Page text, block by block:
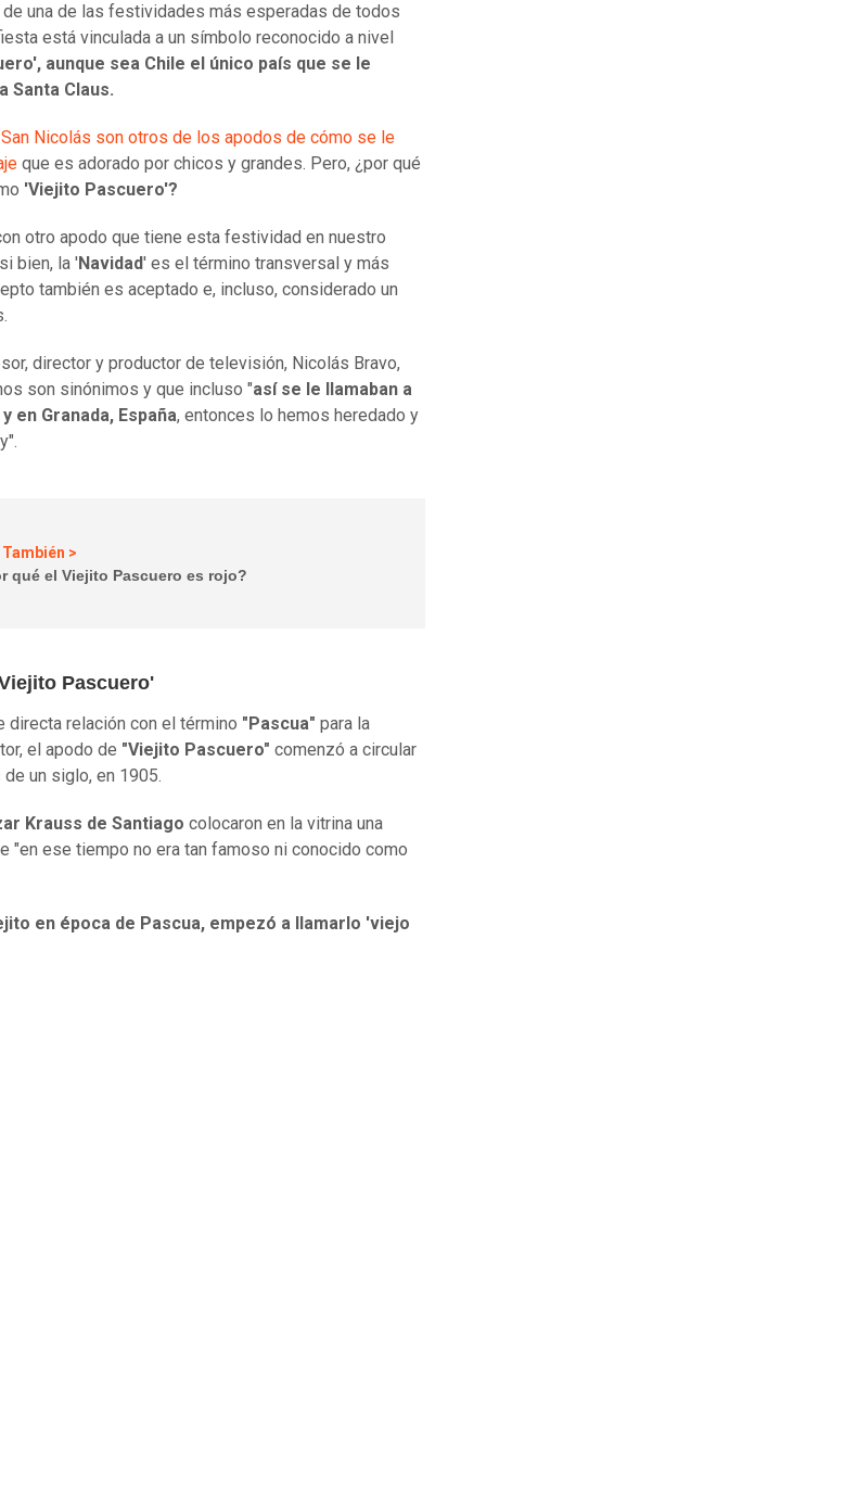
de una de las festividades más esperadas de todos
está vinculada a un símbolo reconocido a nivel
aunque sea Chile el único país que se le
a Santa Claus.
Nicolás son otros de los apodos de cómo se le
que es adorado por chicos y grandes. Pero, ¿por qué
'Viejito Pascuero'?
otro apodo que tiene esta festividad en nuestro
bien, la ' Navidad' es el término transversal y más
también es aceptado e, incluso, considerado un
director y productor de televisión, Nicolás Bravo,
son sinónimos y que incluso "así se le llamaban a
en Granada, España, entonces lo hemos heredado y
También >
qué el Viejito Pascuero es rojo?
Pascuero'
directa relación con el término "Pascua" para la
el apodo de "Viejito Pascuero" comenzó a circular
un siglo, en 1905.
Krauss de Santiago colocaron en la vitrina una
"en ese tiempo no era tan famoso ni conocido como
en época de Pascua, empezó a llamarlo 'viejo